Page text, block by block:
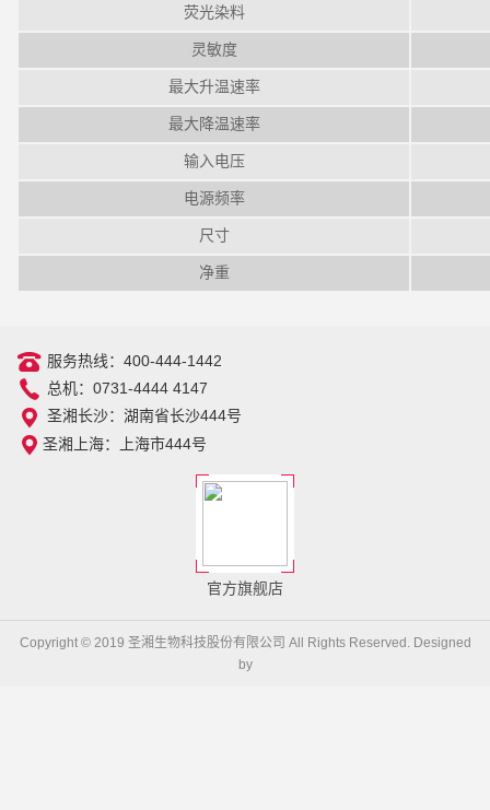
荧光染料
灵敏度
最大升温速率
最大降温速率
输入电压
电源频率
尺寸
净重
服务热线：400-444-1442
总机：0731-4444 4147
圣湘长沙：湖南省长沙444号
圣湘上海：上海市444号
官方旗舰店
Copyright © 2019 圣湘生物科技股份有限公司 All Rights Reserved. Designed
by